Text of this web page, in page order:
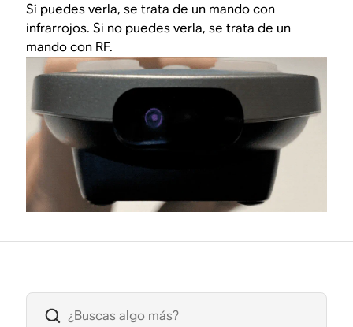
Si puedes verla, se trata de un mando con
infrarrojos. Si no puedes verla, se trata de un
mando con RF.